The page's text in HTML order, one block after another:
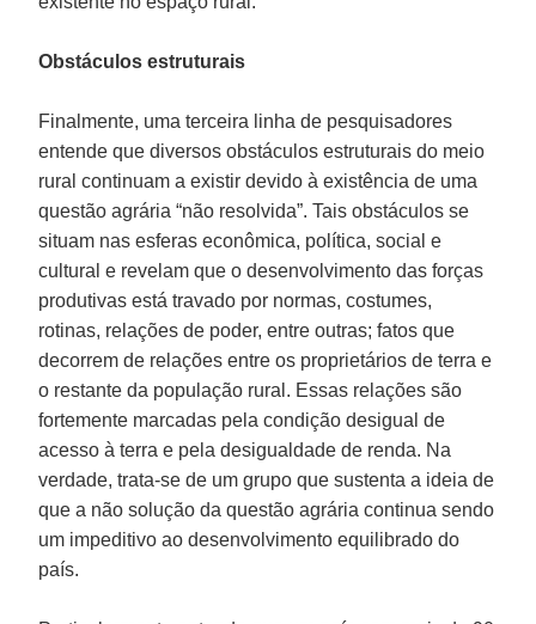
Obstáculos estruturais
Finalmente, uma terceira linha de pesquisadores
entende que diversos obstáculos estruturais do meio
rural continuam a existir devido à existência de uma
questão agrária “não resolvida”. Tais obstáculos se
situam nas esferas econômica, política, social e
cultural e revelam que o desenvolvimento das forças
produtivas está travado por normas, costumes,
rotinas, relações de poder, entre outras; fatos que
decorrem de relações entre os proprietários de terra e
o restante da população rural. Essas relações são
fortemente marcadas pela condição desigual de
acesso à terra e pela desigualdade de renda. Na
verdade, trata-se de um grupo que sustenta a ideia de
que a não solução da questão agrária continua sendo
um impeditivo ao desenvolvimento equilibrado do
país.